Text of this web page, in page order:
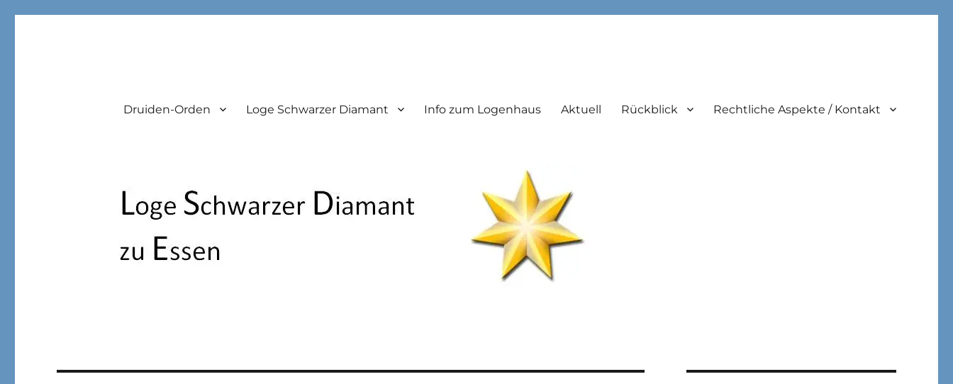
Druiden-Orden Loge Schwarzer Diamant Info zum Logenhaus Aktuell Rückblick Rechtliche Aspekte / Kontakt